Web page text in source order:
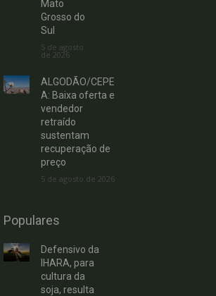
Mato
Grosso do
Sul
5 de agosto
de 2026
ALGODÃO/CEPE
A: Baixa oferta e
vendedor
retraído
sustentam
recuperação de
preço
5 de agosto de 2026
Populares
Defensivo da
IHARA, para
cultura da
soja, resulta